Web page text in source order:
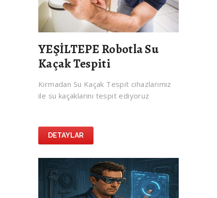
YEŞİLTEPE Robotla Su
Kaçak Tespiti
Kırmadan Su Kaçak Tespit cihazlarımız
ile su kaçaklarını tespit ediyoruz
DETAYLAR